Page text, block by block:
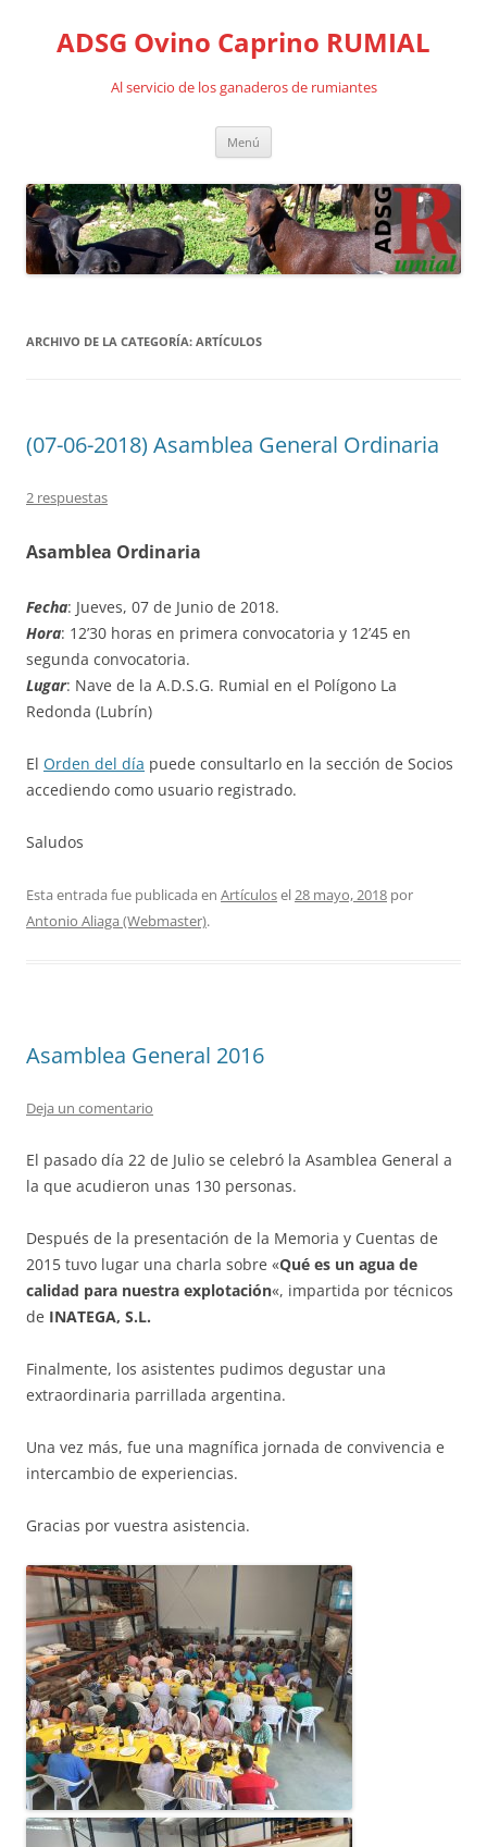
contenido
ADSG Ovino Caprino RUMIAL
Al servicio de los ganaderos de rumiantes
Menú
ARCHIVO DE LA CATEGORÍA: ARTÍCULOS
(07-06-2018) Asamblea General Ordinaria
2 respuestas
Asamblea Ordinaria
Fecha: Jueves, 07 de Junio de 2018.
Hora: 12’30 horas en primera convocatoria y 12’45 en
segunda convocatoria.
Lugar: Nave de la A.D.S.G. Rumial en el Polígono La
Redonda (Lubrín)
El Orden del día puede consultarlo en la sección de Socios
accediendo como usuario registrado.
Saludos
Esta entrada fue publicada en Artículosel28 mayo, 2018 por
Antonio Aliaga (Webmaster).
Asamblea General 2016
Deja un comentario
El pasado día 22 de Julio se celebró la Asamblea General a
la que acudieron unas 130 personas.
Después de la presentación de la Memoria y Cuentas de
2015 tuvo lugar una charla sobre «Qué es un agua de
calidad para nuestra explotación«, impartida por técnicos
de INATEGA, S.L.
Finalmente, los asistentes pudimos degustar una
extraordinaria parrillada argentina.
Una vez más, fue una magnífica jornada de convivencia e
intercambio de experiencias.
Gracias por vuestra asistencia.